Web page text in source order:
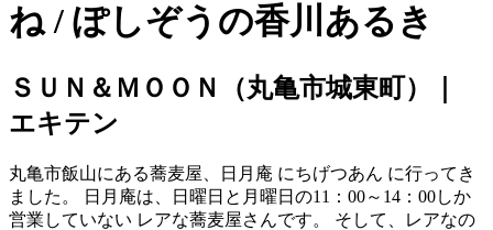
ね / ぽしぞうの香川あるき
ＳＵＮ＆ＭＯＯＮ（丸亀市城東町）｜
エキテン
丸亀市飯山にある蕎麦屋、日月庵 にちげつあん に行ってき
ました。 日月庵は、日曜日と月曜日の11：00～14：00しか
営業していない レアな蕎麦屋さんです。 そして、レアなの